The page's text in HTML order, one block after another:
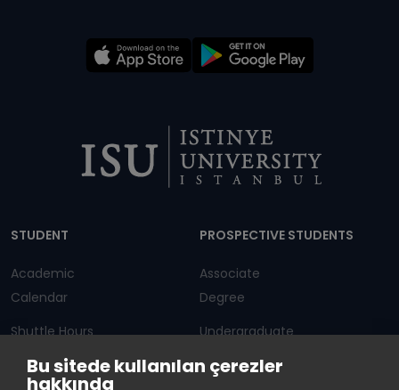
Bu sitede kullanılan çerezler
hakkında
STUDENT
Academic
Calendar
Shuttle Hours
Announcements
PROSPECTIVE STUDENTS
Associate
Degree
Undergraduate
Graduate Programs